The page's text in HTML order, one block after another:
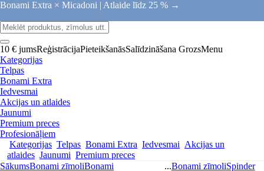
Bonami Extra × Micadoni | Atlaide līdz 25 % →
10 € jumsReģistrācijaPieteikšanāsSalīdzināšana GrozsMenu
Kategorijas
Telpas
Bonami Extra
Iedvesmai
Akcijas un atlaides
Jaunumi
Premium preces
Profesionāļiem
Kategorijas Telpas Bonami Extra Iedvesmai Akcijas un
atlaides Jaunumi Premium preces
SākumsBonami zīmoliBonami
...Bonami zīmoliSpinder